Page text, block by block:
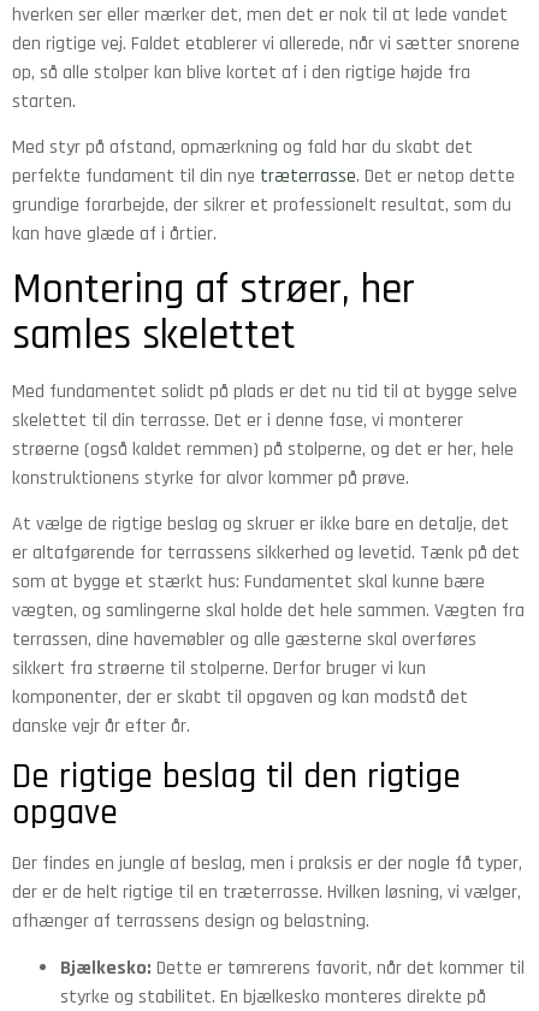
hverken ser eller mærker det, men det er nok til at lede vandet
den rigtige vej. Faldet etablerer vi allerede, når vi sætter snorene
op, så alle stolper kan blive kortet af i den rigtige højde fra
starten.
Med styr på afstand, opmærkning og fald har du skabt det
perfekte fundament til din nye træterrasse. Det er netop dette
grundige forarbejde, der sikrer et professionelt resultat, som du
kan have glæde af i årtier.
Montering af strøer, her
samles skelettet
Med fundamentet solidt på plads er det nu tid til at bygge selve
skelettet til din terrasse. Det er i denne fase, vi monterer
strøerne (også kaldet remmen) på stolperne, og det er her, hele
konstruktionens styrke for alvor kommer på prøve.
At vælge de rigtige beslag og skruer er ikke bare en detalje, det
er altafgørende for terrassens sikkerhed og levetid. Tænk på det
som at bygge et stærkt hus: Fundamentet skal kunne bære
vægten, og samlingerne skal holde det hele sammen. Vægten fra
terrassen, dine havemøbler og alle gæsterne skal overføres
sikkert fra strøerne til stolperne. Derfor bruger vi kun
komponenter, der er skabt til opgaven og kan modstå det
danske vejr år efter år.
De rigtige beslag til den rigtige
opgave
Der findes en jungle af beslag, men i praksis er der nogle få typer,
der er de helt rigtige til en træterrasse. Hvilken løsning, vi vælger,
afhænger af terrassens design og belastning.
Bjælkesko: Dette er tømrerens favorit, når det kommer til
styrke og stabilitet. En bjælkesko monteres direkte på